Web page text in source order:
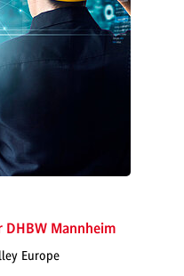
Mannheim
Europe